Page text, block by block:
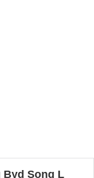
Byd Song L